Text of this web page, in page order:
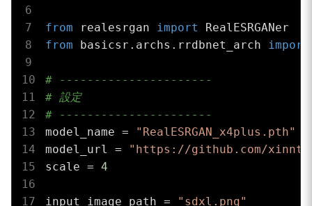
from realesrgan import
from basicsr.archs.rrdbnet_arch import
# ----------------------
# 設定
# ----------------------
model_name =
"RealESRGAN_x4plus.pth"
model_url =
"https://github.com/xinntao/
scale = 4
input_image_path =
"sdxl.png"